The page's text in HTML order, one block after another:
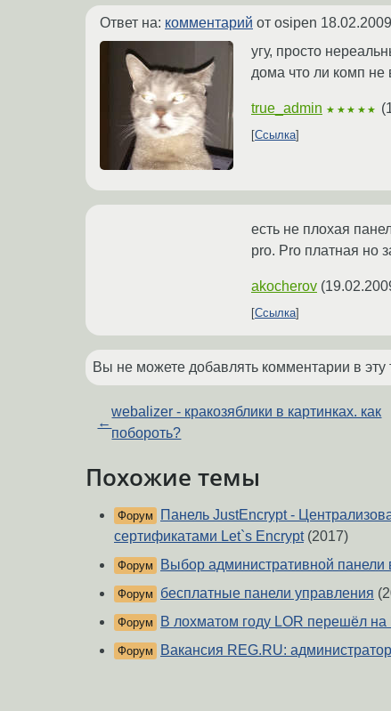
Ответ на: комментарий от osipen
угу, просто
дома что ли комп
true_admin ★★★★★ (
Ссылка
есть не плохая
pro. Pro платная но
akocherov (
Ссылка
Вы не можете добавлять комментарии в
←
webalizer - кракозяблики в картинках. как
побороть?
Похожие темы
Форум
Панель JustEncrypt -
сертификатами Let`s Encrypt(2017)
Форум Выбор административной панели
Форум бесплатные панели управления
Форум В лохматом году LOR перешёл на
Форум Вакансия REG.RU: